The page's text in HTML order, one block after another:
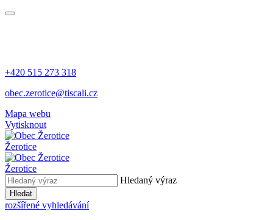
+420 515 273 318
obec.zerotice@tiscali.cz
Mapa webu
Vytisknout
Žerotice
Žerotice
Hledaný výraz
Hledat
rozšířené vyhledávání